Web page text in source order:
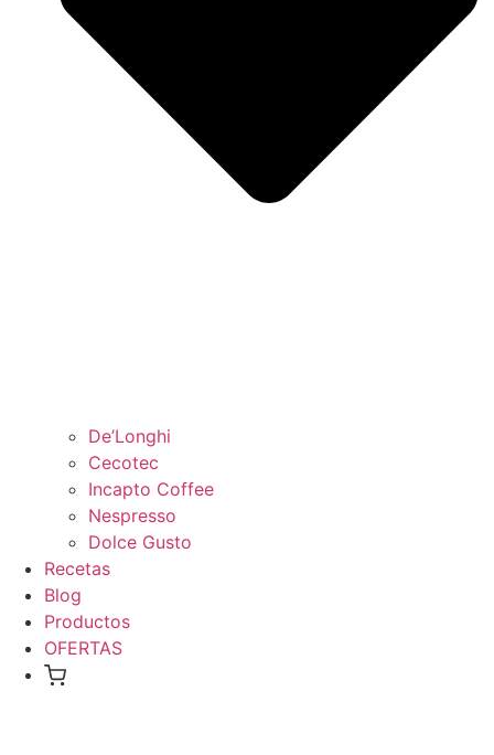
De’Longhi
Cecotec
Incapto Coffee
Nespresso
Dolce Gusto
Recetas
Blog
Productos
OFERTAS